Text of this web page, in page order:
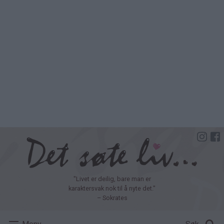
"Livet er deilig, bare man er
karaktersvak nok til å nyte det."
– Sokrates